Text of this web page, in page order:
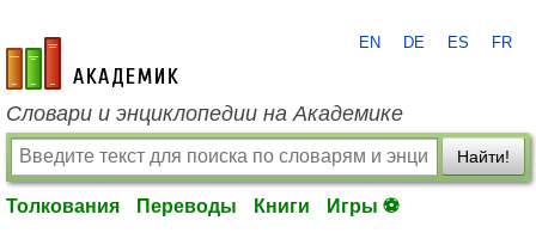
academic.ru
EN DE ES FR
Словари и энциклопедии на Академике
Найти!
Толкования Переводы Книги Игры ⚽